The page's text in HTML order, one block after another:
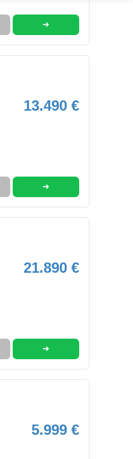
➜
13.490 €
➜
21.890 €
➜
5.999 €